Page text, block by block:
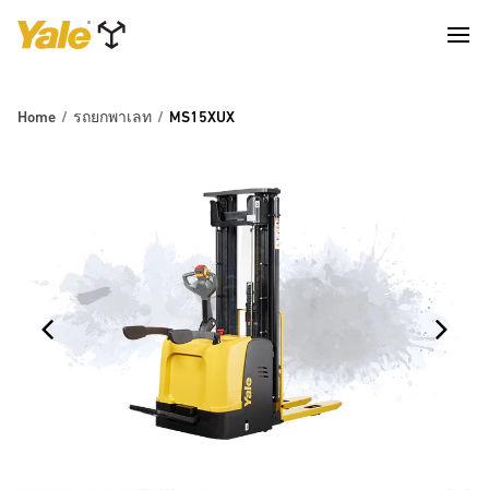
Home รถยกพาเลท MS15XUX